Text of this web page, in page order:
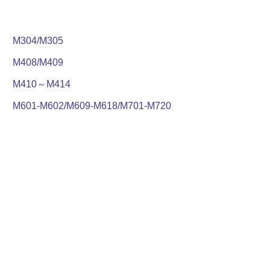
M304/M305
M408/M409
M410～M414
M601-M602/M609-M618/M701-M720